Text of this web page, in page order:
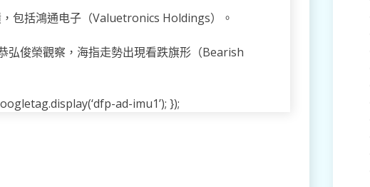
包括鴻通电子（Valuetronics Holdings）。
弘俊榮觀察，海指走勢出現看跌旗形（Bearish
ad-imu1’); });